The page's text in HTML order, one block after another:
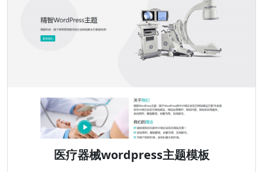
医疗器械wordpress主题模板